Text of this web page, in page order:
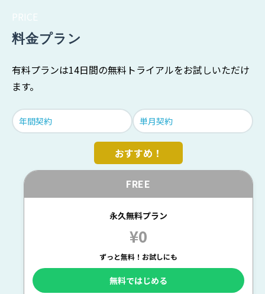
PRICE
料金プラン
有料プランは14日間の無料トライアルをお試しいただけ
ます。
年間契約 単月契約
FREE
永久無料プラン
¥0
ずっと無料！お試しにも
無料ではじめる